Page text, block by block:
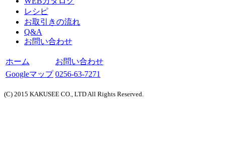
レシピ
お取引きの流れ
Q&A
お問い合わせ
ホーム
お問い合わせ
Googleマップ 0256-63-7271
(C) 2015 KAKUSEE CO., LTD All Rights Reserved.